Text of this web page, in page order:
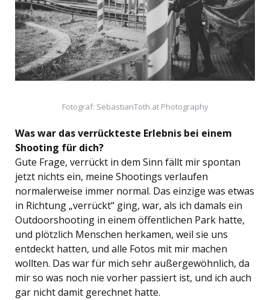
Fotograf: SebastianToth.at Photography
Was war das verrückteste Erlebnis bei einem
Shooting für dich?
Gute Frage, verrückt in dem Sinn fällt mir spontan
jetzt nichts ein, meine Shootings verlaufen
normalerweise immer normal. Das einzige was etwas
in Richtung „verrückt“ ging, war, als ich damals ein
Outdoorshooting in einem öffentlichen Park hatte,
und plötzlich Menschen herkamen, weil sie uns
entdeckt hatten, und alle Fotos mit mir machen
wollten. Das war für mich sehr außergewöhnlich, da
mir so was noch nie vorher passiert ist, und ich auch
gar nicht damit gerechnet hatte.